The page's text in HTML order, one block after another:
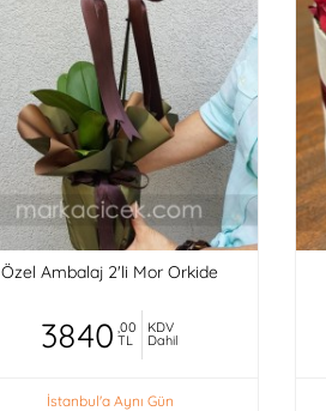
Özel Ambalaj 2'li Mor Orkide
3840 ,00
TL
KDV
Dahil
İstanbul'a Aynı Gün